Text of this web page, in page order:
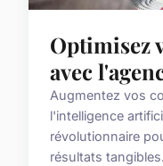
Optimisez
avec
Augmentez vos
l'intelligence
révolutionnaire
résultats